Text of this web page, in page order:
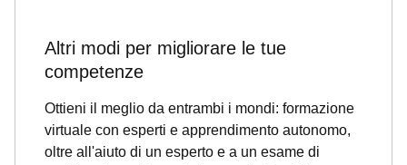
Altri modi per migliorare le tue
competenze
Ottieni il meglio da entrambi i mondi: formazione
virtuale con esperti e apprendimento autonomo,
oltre all'aiuto di un esperto e a un esame di